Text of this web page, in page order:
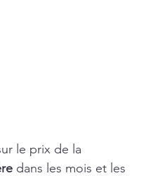
le prix de la
dans les mois et les